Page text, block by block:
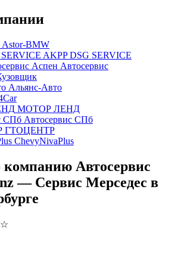
Astor-BMW
AKPP DSG SERVICE
Аспен Автосервис
Альянс-Авто
МОТОР ЛЕНД
Автосервис СПб
ГТОЦЕНТР
ChevyNivaPlus
Автосервис
— Сервис Мерседес в